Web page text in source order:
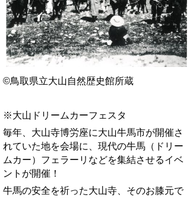
©鳥取県立大山自然歴史館所蔵
※大山ドリームカーフェスタ
毎年、大山寺博労座に大山牛馬市が開催さ
れていた地を会場に、現代の牛馬（ドリー
ムカー）フェラーリなどを集結させるイベ
ントが開催！
牛馬の安全を祈った大山寺、そのお膝元で